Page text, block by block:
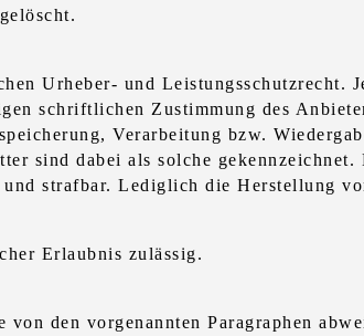
Urheber- und Leistungsschutzrecht.
schriftlichen Zustimmung des
Verarbeitung bzw.
sind dabei als solche
strafbar. Lediglich die Herstellung
Erlaubnis zulässig.
den vorgenannten Paragraphen